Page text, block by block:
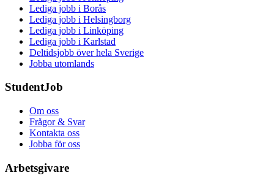
Lediga jobb i Borås
Lediga jobb i Helsingborg
Lediga jobb i Linköping
Lediga jobb i Karlstad
Deltidsjobb över hela Sverige
Jobba utomlands
StudentJob
Om oss
Frågor & Svar
Kontakta oss
Jobba för oss
Arbetsgivare